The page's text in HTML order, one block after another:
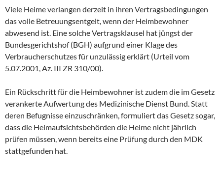
Viele Heime verlangen derzeit in ihren Vertragsbedingungen
das volle Betreuungsentgelt, wenn der Heimbewohner
abwesend ist. Eine solche Vertragsklausel hat jüngst der
Bundesgerichtshof (BGH) aufgrund einer Klage des
Verbraucherschutzes für unzulässig erklärt (Urteil vom
5.07.2001, Az. III ZR 310/00).
Ein Rückschritt für die Heimbewohner ist zudem die im Gesetz
verankerte Aufwertung des Medizinische Dienst Bund. Statt
deren Befugnisse einzuschränken, formuliert das Gesetz sogar,
dass die Heimaufsichtsbehörden die Heime nicht jährlich
prüfen müssen, wenn bereits eine Prüfung durch den MDK
stattgefunden hat.